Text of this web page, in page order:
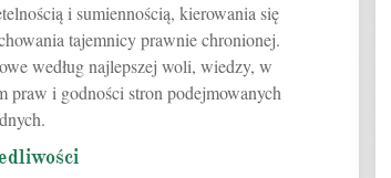
i sumiennością, kierowania się
tajemnicy prawnie chronionej.
według najlepszej woli, wiedzy, w
praw i godności stron podejmowanych